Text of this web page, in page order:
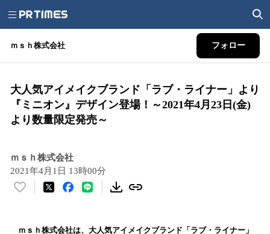
ｍｓｈ株式会社 フォロー
大人気アイメイクブランド「ラブ・ライナー」より
『ミニオン』デザイン登場！～2021年4月23日(金)
より数量限定発売～
ｍｓｈ株式会社
2021年4月1日 13時00分
い
！
ｍｓｈ株式会社は、大人気アイメイクブランド「ラブ・ライナー」